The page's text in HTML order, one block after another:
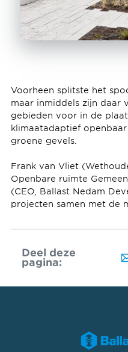
Voorheen splitste het
maar inmiddels zijn daar
gebieden voor in de
klimaatadaptief
groene gevels.
Frank van Vliet
Openbare ruimte
(CEO, Ballast Nedam
projecten samen met de
Deel deze
pagina: